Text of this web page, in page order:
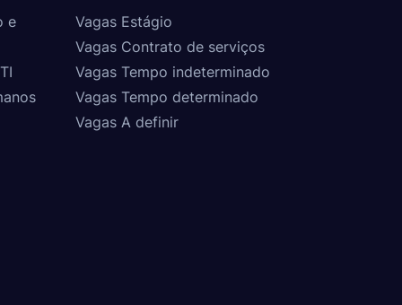
e
Vagas Estágio
Vagas Contrato de serviços
Vagas Tempo indeterminado
Vagas Tempo determinado
Vagas A definir